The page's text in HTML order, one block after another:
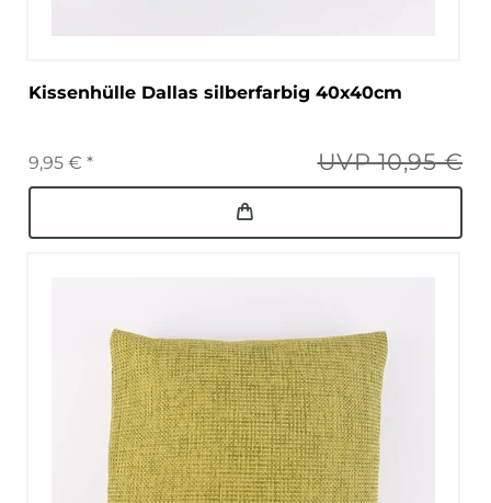
Kissenhülle Dallas silberfarbig 40x40cm
UVP 10,95 €
9,95 € *